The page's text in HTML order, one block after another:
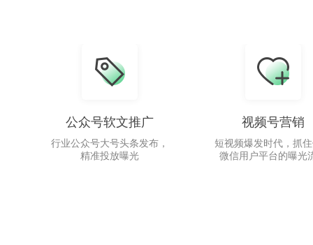
公众号软文推广
行业公众号大号头条发布，
精准投放曝光
视频号营销
短视频爆发时代，抓
微信用户平台的曝光